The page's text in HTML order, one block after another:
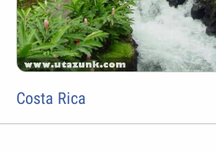
Costa Rica